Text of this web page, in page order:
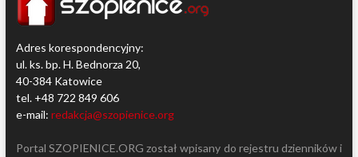
Adres korespondencyjny:
ul. ks. bp. H. Bednorza 20,
40-384 Katowice
tel. +48 722 849 606
e-mail: redakcja@szopienice.org
Portal SZOPIENICE.ORG został wpisany do rejestru dzienników i